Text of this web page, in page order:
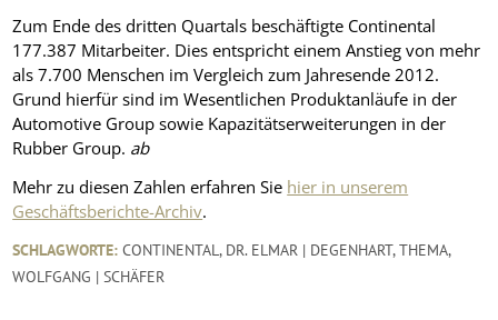
Zum Ende des dritten Quartals beschäftigte Continental
177.387 Mitarbeiter. Dies entspricht einem Anstieg von mehr
als 7.700 Menschen im Vergleich zum Jahresende 2012.
Grund hierfür sind im Wesentlichen Produktanläufe in der
Automotive Group sowie Kapazitätserweiterungen in der
Rubber Group. ab
Mehr zu diesen Zahlen erfahren Sie hier in unserem
Geschäftsberichte-Archiv.
SCHLAGWORTE: CONTINENTAL, DR. ELMAR | DEGENHART,THEMA,
WOLFGANG | SCHÄFER